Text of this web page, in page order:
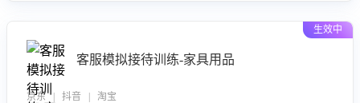
生效中
客服模拟接待训练-家具用品
京东 | 抖音 | 淘宝